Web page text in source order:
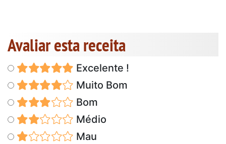
Avaliar esta receita
Excelente !
Muito Bom
Bom
Médio
Mau